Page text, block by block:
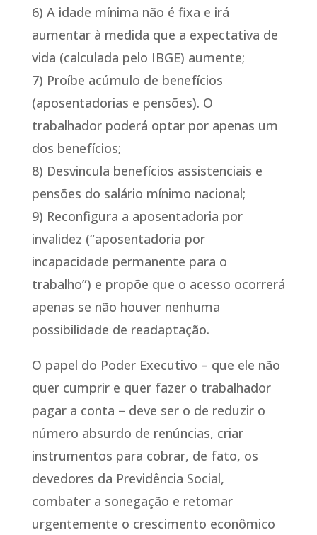
6) A idade mínima não é fixa e irá
aumentar à medida que a expectativa de
vida (calculada pelo IBGE) aumente;
7) Proíbe acúmulo de benefícios
(aposentadorias e pensões). O
trabalhador poderá optar por apenas um
dos benefícios;
8) Desvincula benefícios assistenciais e
pensões do salário mínimo nacional;
9) Reconfigura a aposentadoria por
invalidez (“aposentadoria por
incapacidade permanente para o
trabalho”) e propõe que o acesso ocorrerá
apenas se não houver nenhuma
possibilidade de readaptação.
O papel do Poder Executivo – que ele não
quer cumprir e quer fazer o trabalhador
pagar a conta – deve ser o de reduzir o
número absurdo de renúncias, criar
instrumentos para cobrar, de fato, os
devedores da Previdência Social,
combater a sonegação e retomar
urgentemente o crescimento econômico